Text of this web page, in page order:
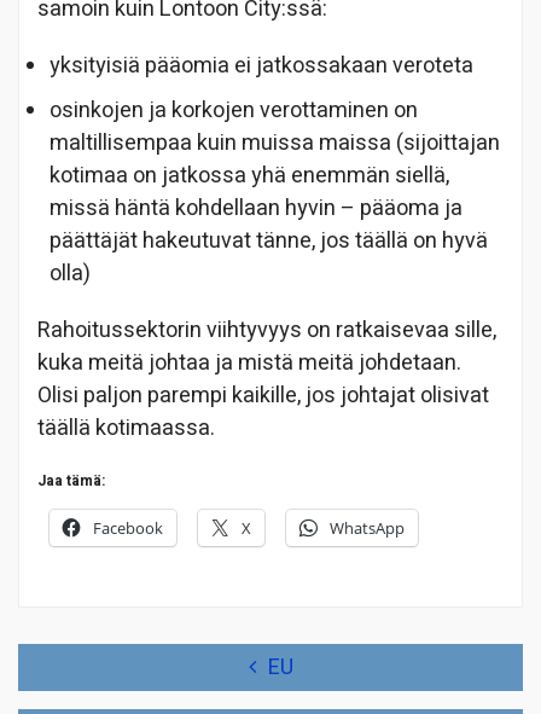
samoin kuin Lontoon City:ssä:
yksityisiä pääomia ei jatkossakaan veroteta
osinkojen ja korkojen verottaminen on
maltillisempaa kuin muissa maissa (sijoittajan
kotimaa on jatkossa yhä enemmän siellä,
missä häntä kohdellaan hyvin – pääoma ja
päättäjät hakeutuvat tänne, jos täällä on hyvä
olla)
Rahoitussektorin viihtyvyys on ratkaisevaa sille,
kuka meitä johtaa ja mistä meitä johdetaan.
Olisi paljon parempi kaikille, jos johtajat olisivat
täällä kotimaassa.
Jaa tämä:
Facebook X WhatsApp
EU